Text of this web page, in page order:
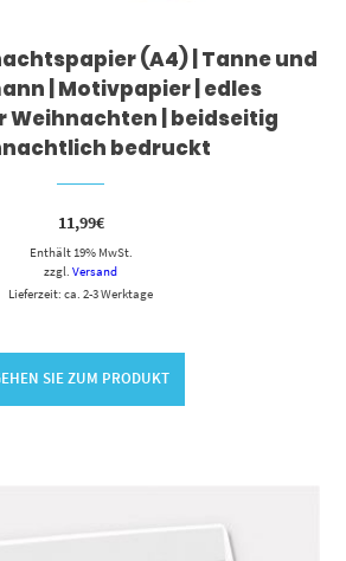
(A4) | Tanne und
| Motivpapier | edles
Weihnachten | beidseitig
bedruckt
11,99€
Enthält 19% MwSt.
zzgl. Versand
Lieferzeit: ca. 2-3 Werktage
SIE ZUM PRODUKT